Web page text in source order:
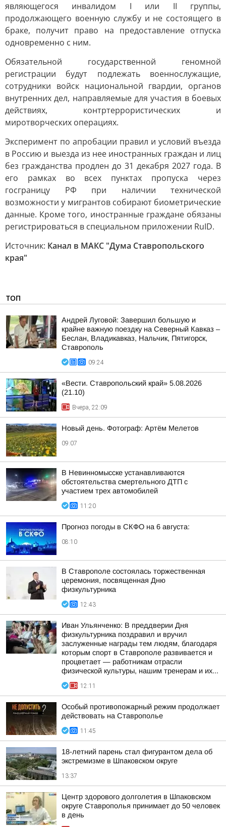
являющегося инвалидом I или II группы,
продолжающего военную службу и не состоящего в
браке, получит право на предоставление отпуска
одновременно с ним.
Обязательной государственной геномной
регистрации будут подлежать военнослужащие,
сотрудники войск национальной гвардии, органов
внутренних дел, направляемые для участия в боевых
действиях, контртеррористических и
миротворческих операциях.
Эксперимент по апробации правил и условий въезда
в Россию и выезда из нее иностранных граждан и лиц
без гражданства продлен до 31 декабря 2027 года. В
его рамках во всех пунктах пропуска через
госграницу РФ при наличии технической
возможности у мигрантов собирают биометрические
данные. Кроме того, иностранные граждане обязаны
регистрироваться в специальном приложении RuID.
Источник: Канал в МАКС "Дума Ставропольского
края"
ТОП
Андрей Луговой: Завершил большую и
крайне важную поездку на Северный Кавказ –
Беслан, Владикавказ, Нальчик, Пятигорск,
Ставрополь
09:24
«Вести. Ставропольский край» 5.08.2026
(21.10)
Вчера, 22:09
Новый день. Фотограф: Артём Мелетов
09:07
В Невинномысске устанавливаются
обстоятельства смертельного ДТП с
участием трех автомобилей
11:20
Прогноз погоды в СКФО на 6 августа:
08:10
В Ставрополе состоялась торжественная
церемония, посвященная Дню
физкультурника
12:43
Иван Ульянченко: В преддверии Дня
физкультурника поздравил и вручил
заслуженные награды тем людям, благодаря
которым спорт в Ставрополе развивается и
процветает — работникам отрасли
физической культуры, нашим тренерам и их...
12:11
Особый противопожарный режим продолжает
действовать на Ставрополье
11:45
18-летний парень стал фигурантом дела об
экстремизме в Шпаковском округе
13:37
Центр здорового долголетия в Шпаковском
округе Ставрополья принимает до 50 человек
в день